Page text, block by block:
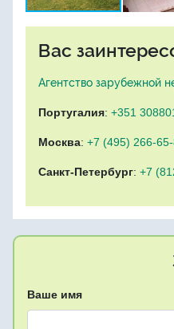
Вас
Агентство зарубежной
Португалия: +351
Москва: +7 (495) 266-
Санкт-Петербург: +7
Ваше имя